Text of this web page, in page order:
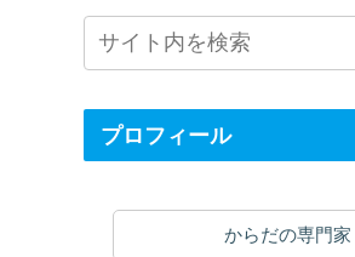
プロフィール
からだの専門家